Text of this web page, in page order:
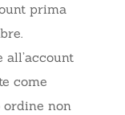
prima
come
non